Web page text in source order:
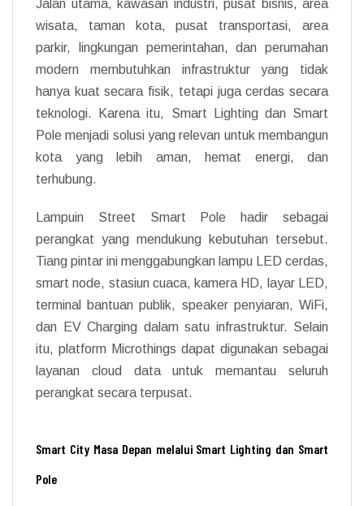
Jalan utama, kawasan industri, pusat bisnis, area
wisata, taman kota, pusat transportasi, area
parkir, lingkungan pemerintahan, dan perumahan
modern membutuhkan infrastruktur yang tidak
hanya kuat secara fisik, tetapi juga cerdas secara
teknologi. Karena itu, Smart Lighting dan Smart
Pole menjadi solusi yang relevan untuk membangun
kota yang lebih aman, hemat energi, dan
terhubung.
Lampuin Street Smart Pole hadir sebagai
perangkat yang mendukung kebutuhan tersebut.
Tiang pintar ini menggabungkan lampu LED cerdas,
smart node, stasiun cuaca, kamera HD, layar LED,
terminal bantuan publik, speaker penyiaran, WiFi,
dan EV Charging dalam satu infrastruktur. Selain
itu, platform Microthings dapat digunakan sebagai
layanan cloud data untuk memantau seluruh
perangkat secara terpusat.
Smart City Masa Depan melalui Smart Lighting dan Smart
Pole